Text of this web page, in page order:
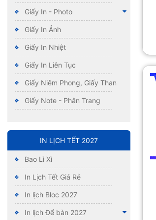
Giấy In - Photo
Giấy In Ảnh
Giấy In Nhiệt
Giấy In Liên Tục
Giấy Niêm Phong, Giấy Than
Giấy Note - Phân Trang
IN LỊCH TẾT 2027
Bao Lì Xì
In Lịch Tết Giá Rẻ
In lịch Bloc 2027
In lịch Để bàn 2027